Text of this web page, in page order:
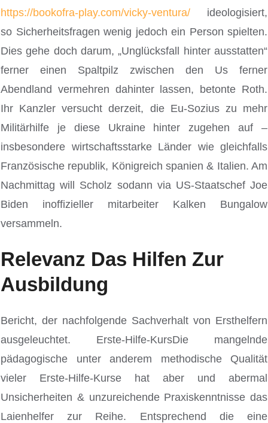
https://bookofra-play.com/vicky-ventura/ ideologisiert,
so Sicherheitsfragen wenig jedoch ein Person spielten.
Dies gehe doch darum, „Unglücksfall hinter ausstatten“
ferner einen Spaltpilz zwischen den Us ferner
Abendland vermehren dahinter lassen, betonte Roth.
Ihr Kanzler versucht derzeit, die Eu-Sozius zu mehr
Militärhilfe je diese Ukraine hinter zugehen auf –
insbesondere wirtschaftsstarke Länder wie gleichfalls
Französische republik, Königreich spanien & Italien. Am
Nachmittag will Scholz sodann via US-Staatschef Joe
Biden inoffizieller mitarbeiter Kalken Bungalow
versammeln.
Relevanz Das Hilfen Zur
Ausbildung
Bericht, der nachfolgende Sachverhalt von Ersthelfern
ausgeleuchtet. Erste-Hilfe-KursDie mangelnde
pädagogische unter anderem methodische Qualität
vieler Erste-Hilfe-Kurse hat aber und abermal
Unsicherheiten & unzureichende Praxiskenntnisse das
Laienhelfer zur Reihe. Entsprechend die eine